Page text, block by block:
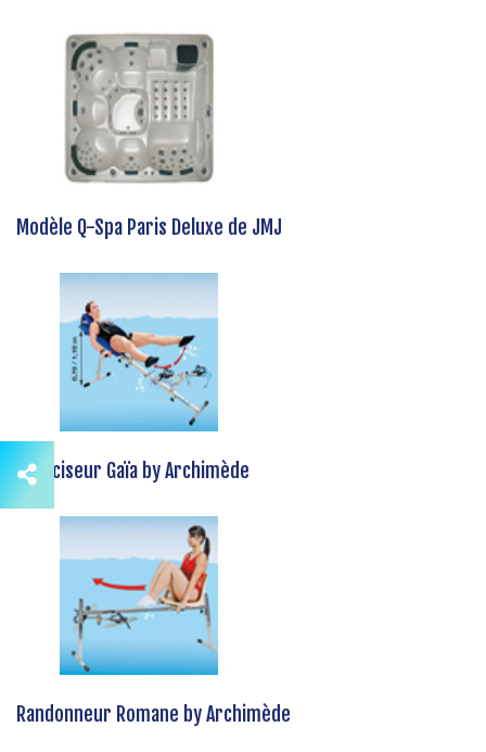
Modèle Q-Spa Paris Deluxe de JMJ
Exerciseur Gaïa by Archimède
Randonneur Romane by Archimède